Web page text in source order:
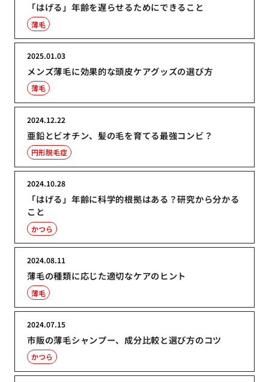
「はげる」年齢を遅らせるためにできること
薄毛
メンズ薄毛に効果的な頭皮ケアグッズの選び方
2025.01.03
薄毛
亜鉛とビオチン、髪の毛を育てる最強コンビ？
2024.12.22
円形脱毛症
「はげる」年齢に科学的根拠はある？研究から分かる
こと
2024.10.28
かつら
薄毛の種類に応じた適切なケアのヒント
2024.08.11
薄毛
市販の薄毛シャンプー、成分比較と選び方のコツ
2024.07.15
かつら